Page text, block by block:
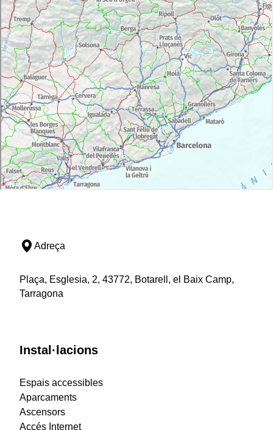
Adreça
Plaça, Esglesia, 2, 43772, Botarell, el Baix Camp,
Tarragona
Instal·lacions
Espais accessibles
Aparcaments
Ascensors
Accés Internet